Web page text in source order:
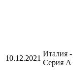
10.12.2021
Италия -
Серия А